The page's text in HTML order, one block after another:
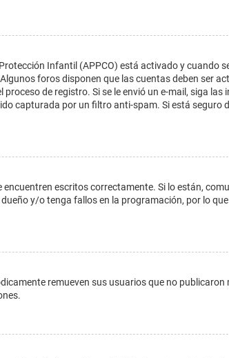
Infantil (APPCO) está activado y cuando
foros disponen que las cuentas deben ser
de registro. Si se le envió un e-mail, siga las
capturada por un filtro anti-spam. Si está seguro
escritos correctamente. Si lo están,
y/o tenga fallos en la programación, por lo
remueven sus usuarios que no publicaron